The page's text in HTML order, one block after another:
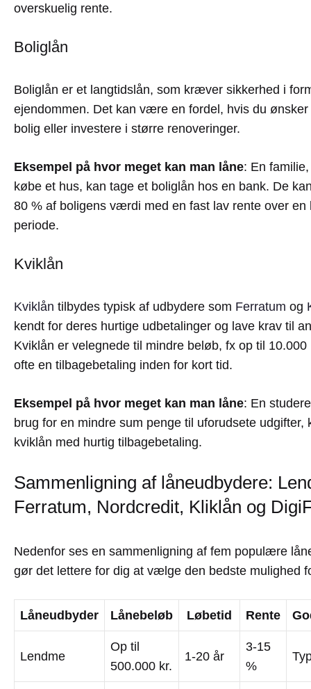
overskuelig rente.
Boliglån
Boliglån er et langtidslån, som kræver sikkerhed i
ejendommen. Det kan være en fordel, hvis du
bolig eller investere i større renoveringer.
Eksempel på hvor meget kan man låne: En
købe et hus, kan tage et boliglån hos en bank. De
80 % af boligens værdi med en fast lav rente over
periode.
Kviklån
Kviklån tilbydes typisk af udbydere som Ferratum og
kendt for deres hurtige udbetalinger og lave krav til
Kviklån er velegnede til mindre beløb, fx op til
ofte en tilbagebetaling inden for kort tid.
Eksempel på hvor meget kan man låne: En
brug for en mindre sum penge til uforudsete
kviklån med hurtig tilbagebetaling.
Sammenligning af låneudbydere:
Ferratum, Nordcredit, Kliklån og
Nedenfor ses en sammenligning af fem populære
gør det lettere for dig at vælge den bedste mulighed
Låneudbyder Lånebeløb Løbetid Rente
Lendme
Op til
500.000 kr.
1-20 år
3-15
%